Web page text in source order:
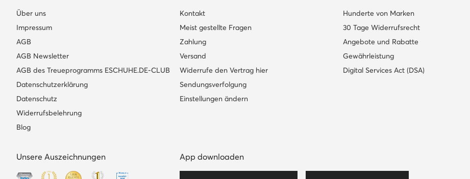
Über uns
Impressum
AGB
AGB Newsletter
AGB des Treueprogramms ESCHUHE.DE-CLUB
Datenschutzerklärung
Datenschutz
Widerrufsbelehrung
Blog
Kontakt
Meist gestellte Fragen
Zahlung
Versand
Widerrufe den Vertrag hier
Sendungsverfolgung
Einstellungen ändern
Hunderte von Marken
30 Tage Widerrufsrecht
Angebote und Rabatte
Gewährleistung
Digital Services Act (DSA)
Unsere Auszeichnungen App downloaden